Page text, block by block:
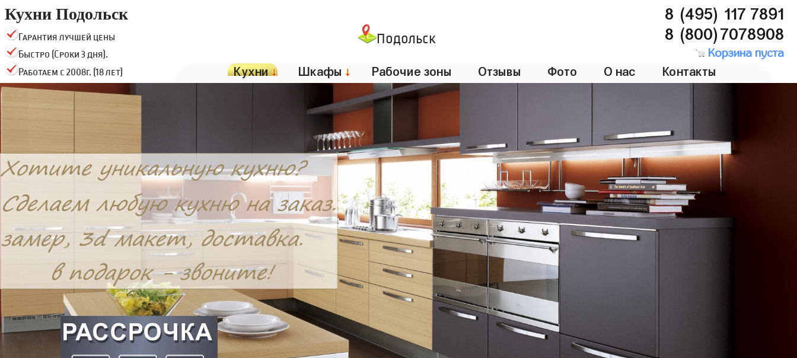
Кухни Подольск
Гарантия лучшей цены
Быстро (Сроки 3 дня).
Работаем с 2008г. (18 лет)
Подольск
8 (495) 117 7891
8 (800)7078908
Корзина пуста
Кухни↓ Шкафы ↓ Рабочие зоны Отзывы Фото О нас Контакты